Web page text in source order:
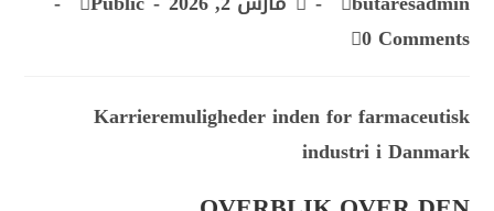
0 Comments
Karrieremuligheder inden for farmaceutisk
industri i Danmark